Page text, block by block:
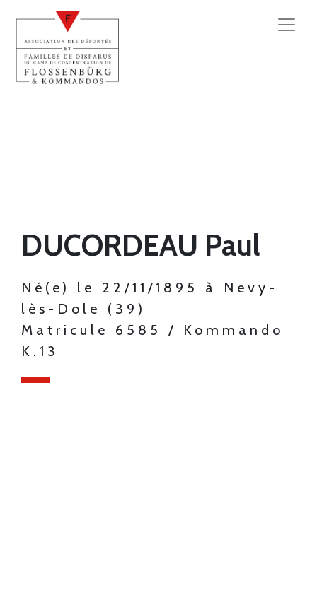
DUCORDEAU Paul
Né(e) le 22/11/1895 à Nevy-
lès-Dole (39)
Matricule 6585 / Kommando
K.13